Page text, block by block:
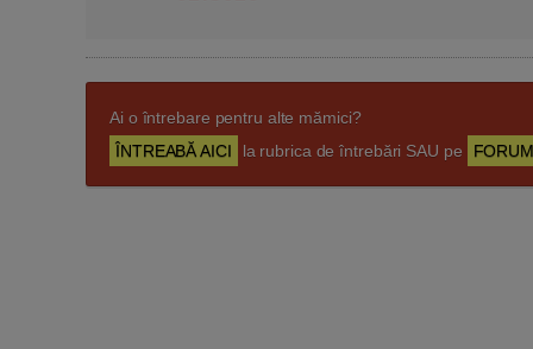
Ai o întrebare pentru alte mămici?
ÎNTREABĂ AICI
la rubrica de întrebări SAU pe